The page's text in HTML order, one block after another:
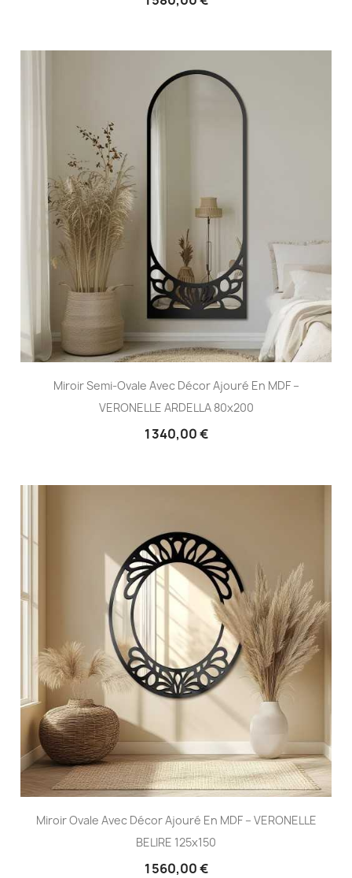
Miroir Semi-Ovale Avec Décor Ajouré En MDF –
VERONELLE ARDELLA 80x200
1 340,00 €
Miroir Ovale Avec Décor Ajouré En MDF – VERONELLE
BELIRE 125x150
1 560,00 €